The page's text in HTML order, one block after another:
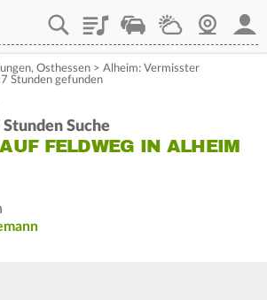
PlaylistStaupilotWetterWebcam
, Osthessen > Alheim: Vermisster
Stunden gefunden
Suche
FELDWEG IN ALHEIM